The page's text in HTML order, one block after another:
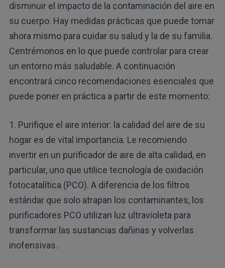
disminuir el impacto de la contaminación del aire en
su cuerpo. Hay medidas prácticas que puede tomar
ahora mismo para cuidar su salud y la de su familia.
Centrémonos en lo que puede controlar para crear
un entorno más saludable. A continuación
encontrará cinco recomendaciones esenciales que
puede poner en práctica a partir de este momento:
1. Purifique el aire interior: la calidad del aire de su
hogar es de vital importancia. Le recomiendo
invertir en un purificador de aire de alta calidad, en
particular, uno que utilice tecnología de oxidación
fotocatalítica (PCO). A diferencia de los filtros
estándar que solo atrapan los contaminantes, los
purificadores PCO utilizan luz ultravioleta para
transformar las sustancias dañinas y volverlas
inofensivas.